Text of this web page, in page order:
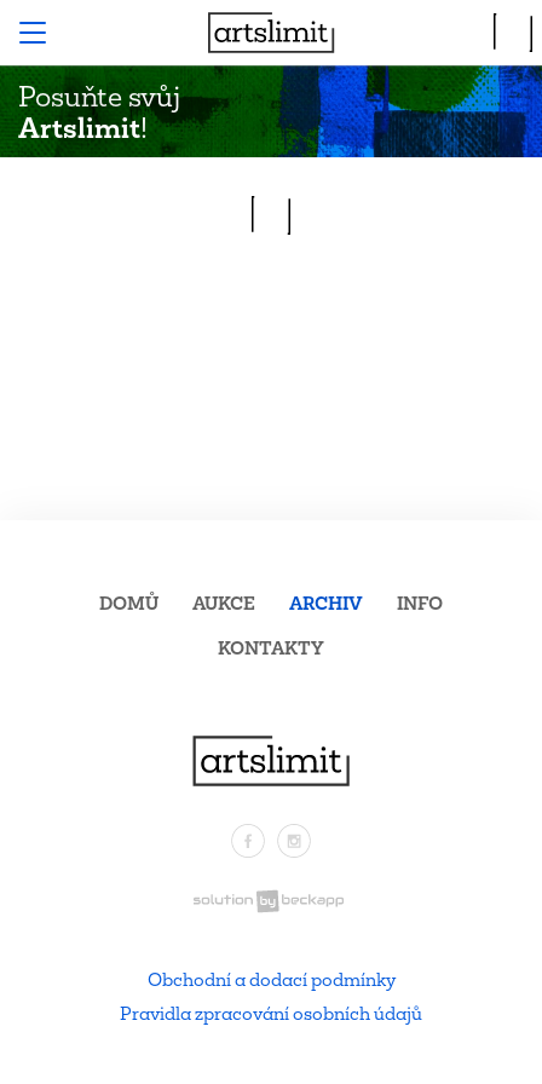
Posuňte svůj
Artslimit!
FacebookInstagram
DOMŮ AUKCE ARCHIV
INFO
KONTAKTY
Obchodní a dodací podmínky
Pravidla zpracování osobních údajů